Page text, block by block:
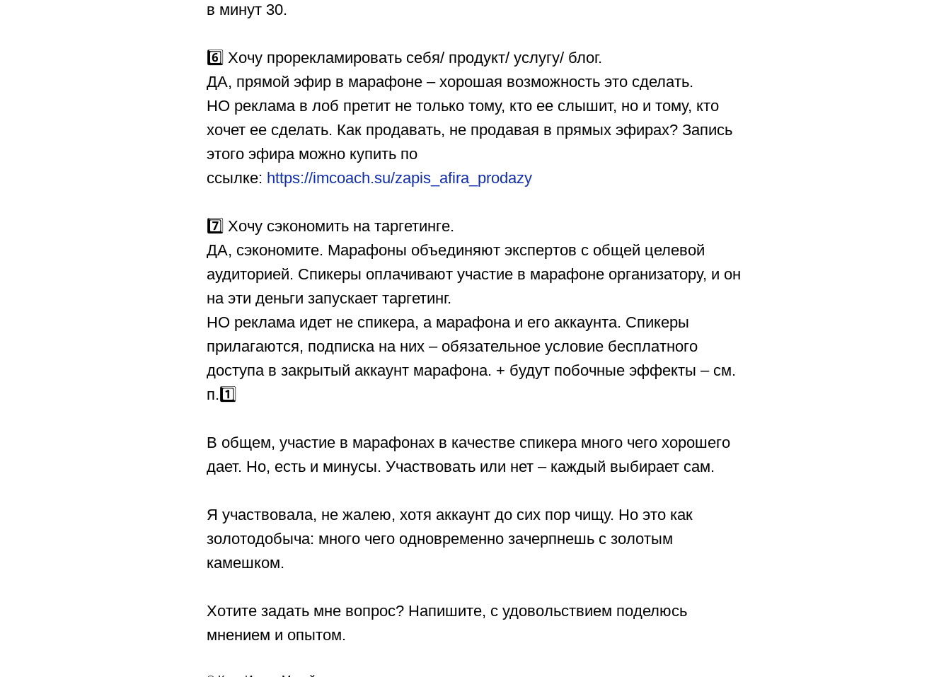
в минут 30.
6️⃣ Хочу прорекламировать себя/ продукт/ услугу/ блог.
ДА, прямой эфир в марафоне – хорошая возможность это сделать.
НО реклама в лоб претит не только тому, кто ее слышит, но и тому, кто
хочет ее сделать. Как продавать, не продавая в прямых эфирах? Запись
этого эфира можно купить по
ссылке: https://imcoach.su/zapis_afira_prodazy
7️⃣ Хочу сэкономить на таргетинге.
ДА, сэкономите. Марафоны объединяют экспертов с общей целевой
аудиторией. Спикеры оплачивают участие в марафоне организатору, и он
на эти деньги запускает таргетинг.
НО реклама идет не спикера, а марафона и его аккаунта. Спикеры
прилагаются, подписка на них – обязательное условие бесплатного
доступа в закрытый аккаунт марафона. + будут побочные эффекты – см.
п.1️⃣
В общем, участие в марафонах в качестве спикера много чего хорошего
дает. Но, есть и минусы. Участвовать или нет – каждый выбирает сам.
Я участвовала, не жалею, хотя аккаунт до сих пор чищу. Но это как
золотодобыча: много чего одновременно зачерпнешь с золотым
камешком.
Хотите задать мне вопрос? Напишите, с удовольствием поделюсь
мнением и опытом.